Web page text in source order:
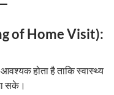
of Home Visit):
होता है ताकि स्वास्थ्य
सके।